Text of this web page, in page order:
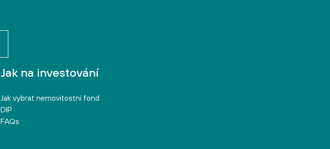
Jak na investování
Jak vybrat nemovitostní fond
DIP
FAQs